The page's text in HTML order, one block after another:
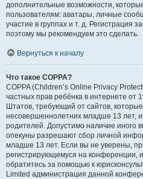
дополнительные возможности,
пользователям: аватары, личные
участие в группах и т. д. Регистрация
поэтому мы рекомендуем это сделать.
Вернуться к началу
Что такое COPPA?
COPPA (Children’s Online Privacy
частных прав ребёнка в интернете от
Штатов, требующий от сайтов,
несовершеннолетних младше 13 лет,
родителей. Допустимо наличие иного
опекуны разрешают сбор личной
младше 13 лет. Если вы не уверены,
регистрирующемуся на конференции,
обратитесь за помощью к
Limited администрация данной